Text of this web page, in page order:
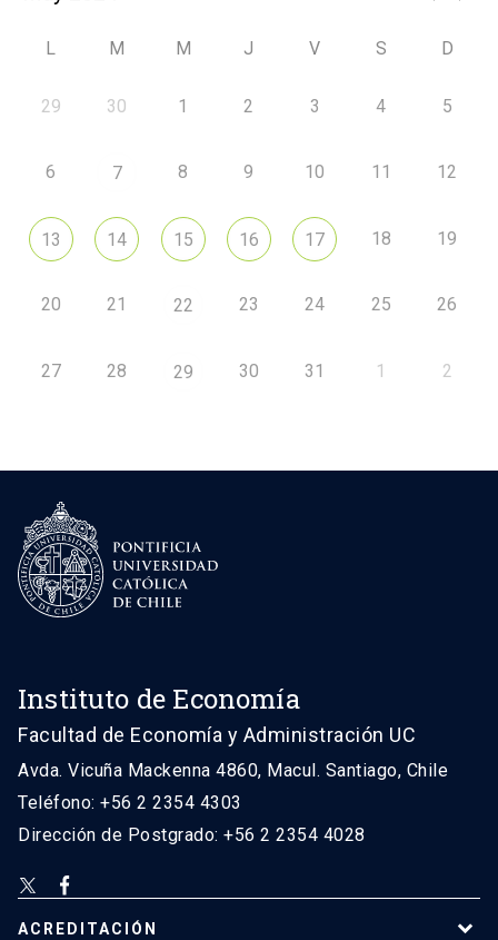
L M M J V S D
29 30 1 2 3 4 5
6 7 8 9 10 11 12
13 14 15 16 17 18 19
20 21 22 23 24 25 26
27 28 29 30 31 1 2
Instituto de Economía
Facultad de Economía y Administración UC
Avda. Vicuña Mackenna 4860, Macul. Santiago, Chile
Teléfono: +56 2 2354 4303
Dirección de Postgrado: +56 2 2354 4028
ACREDITACIÓN